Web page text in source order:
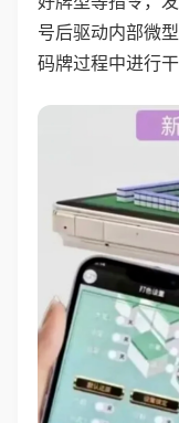
号后驱动内部微
码牌过程中进行